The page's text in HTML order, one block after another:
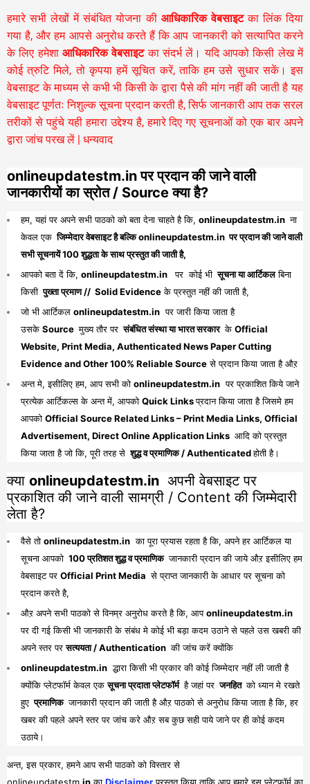
हमारे सभी लेखों में संबंधित योजना की आधिकारिक वेबसाइटका लिंक दिया
गया है, और हम आपसे अनुरोध करते हैं कि आप जानकारी को सत्यापित करने
के लिए हमेशा आधिकारिक वेबसाइटका संदर्भ लें। यदि आपको किसी लेख में
कोई त्रुटि मिले, तो कृपया हमें सूचित करें, ताकि हम उसे सुधार सकें। इस
वेबसाइट के माध्यम से कभी भी किसी के द्वारा पैसे की मांग नहीं की जाती है यह
वेबसाइट पूर्णतः निशुल्क सूचना प्रदान करती है,सिर्फ जानकारी आप तक सरल
तरीकों से पहुंचे यही हमारा उद्देश्य है, हमारे दिए गए सूचनाओं को एक बार अपने
द्वारा जांच परख लें | धन्यवाद
onlineupdatestm.in पर प्रदान की जाने वाली
जानकारीयों का स्रोत / Source क्या है?
हम, यहां पर अपने सभी पाठको को बता देना चाहते है कि, onlineupdatestm.in ना
केवल एक जिम्मेदार वेबसाइट है बल्कि onlineupdatestm.in पर प्रदान की जाने वाली
सभी सूचनायें 100 शुद्धता के साथ प्रस्तुत की जाती है,
आपको बता दें कि, onlineupdatestm.in पर कोई भी सूचना या आर्टिकलबिना
किसी पुख्ता प्रमाण // Solid Evidenceके प्रस्तुत नहीं की जाती है,
जो भी आर्टिकल onlineupdatestm.in पर जारी किया जाता है
उसके Source मुख्य तौर पर संबंधित संस्था या भारत सरकार के Official
Website, Print Media, Authenticated News Paper Cutting
Evidence and Other 100% Reliable Sourceसे प्रदान किया जाता है औऱ
अन्त मे, इसीलिए हम, आप सभी को onlineupdatestm.in पर प्रकाशित किये जाने
प्रत्येक आर्टिकल्स के अन्त में, आपको Quick Linksप्रदान किया जाता है जिसमे हम
आपको Official Source Related Links – Print Media Links, Official
Advertisement, Direct Online Application Links आदि को प्रस्तुत
किया जाता है जो कि, पूरी तरह से शुद्ध व प्रमाणिक / Authenticatedहोती है।
क्या onlineupdatestm.in अपनी वेबसाइट पर
प्रकाशित की जाने वाली सामग्री / Content की जिम्मेदारी
लेता है?
वैसे तो onlineupdatestm.in का पूरा प्रयास रहता है कि, अपने हर आर्टिकल या
सूचना आपको 100 प्रतिशत शुद्ध व प्रमाणिक जानकारी प्रदान की जाये औऱ इसीलिए हम
वेबसाइट पर Official Print Media से प्राप्त जानकारी के आधार पर सूचना को
प्रदान करते है,
औऱ अपने सभी पाठको से विनम्र अनुरोध करते है कि, आपonlineupdatestm.in
पर दी गई किसी भी जानकारी के संबंध मे कोई भी बड़ा कदम उठाने से पहले उस खबरी की
अपने स्तर परसत्ययता / Authentication की जांच करें क्योंकि
onlineupdatestm.in द्धारा किसी भी प्रकार की कोई जिम्मेदार नहीं ली जाती है
क्योंकि प्लेटफॉर्म केवल एकसूचना प्रदाता प्लेटफॉर्म है जहां पर जनहित को ध्यान मे रखते
हुए प्रमाणिक जानकारी प्रदान की जाती है औऱ पाठको से अनुरोध किया जाता है कि, हर
खबर की पहले अपने स्तर पर जांच करे औऱ सब कुछ सही पाये जाने पर ही कोई कदम
उठाये।
अन्त, इस प्रकार, हमने आप सभी पाठको को विस्तार से